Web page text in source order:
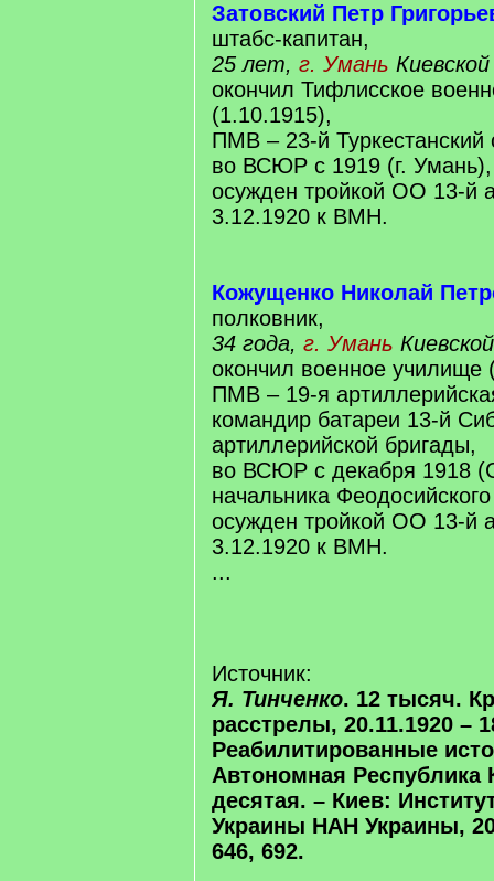
Затовский Петр
штабс-капитан,
25 лет, г. Умань
окончил Тифлисское
(1.10.1915),
ПМВ – 23-й Туркестанский
во ВСЮР с 1919 (г.
осужден тройкой ОО 13-й
3.12.1920 к ВМН.
Кожущенко Николай
полковник,
34 года, г. Умань
окончил военное училище
ПМВ – 19-я
командир батареи 13-й
артиллерийской бригады,
во ВСЮР с декабря 1918
начальника
осужден тройкой ОО 13-й
3.12.1920 к ВМН.
...
Источник:
Я. Тинченко. 12 тысяч.
расстрелы, 20.11.1920 –
Реабилитированные
Автономная Республика
десятая. – Киев:
Украины НАН Украины,
646, 692.